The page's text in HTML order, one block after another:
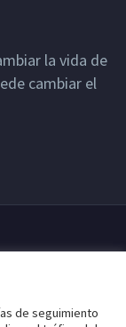
la vida de
cambiar el
de seguimiento